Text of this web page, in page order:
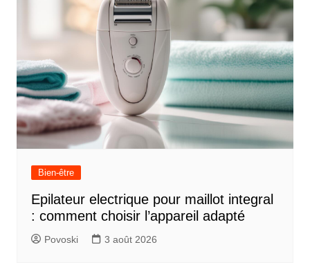
Bien-être
Epilateur electrique pour maillot integral
: comment choisir l’appareil adapté
Povoski 3 août 2026